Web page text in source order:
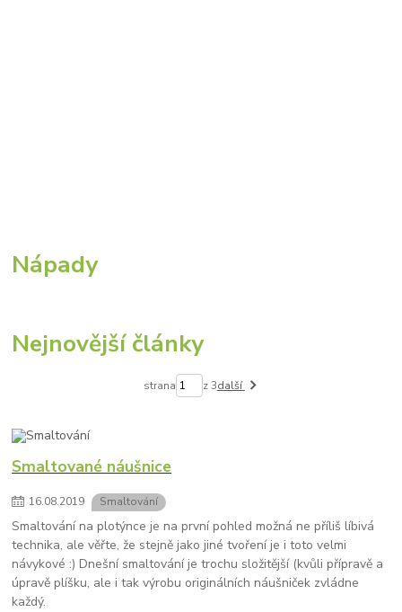
Nápady
Nejnovější články
strana z 3další
Smaltované náušnice
16.08.2019 Smaltování
Smaltování na plotýnce je na první pohled možná ne příliš líbivá
technika, ale věřte, že stejně jako jiné tvoření je i toto velmi
návykové :) Dnešní smaltování je trochu složitější (kvůli přípravě a
úpravě plíšku, ale i tak výrobu originálních náušniček zvládne
každý.